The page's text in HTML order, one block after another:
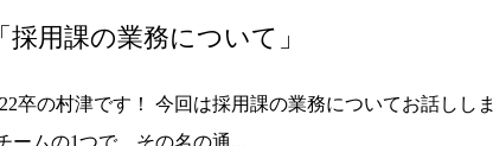
採用課の業務について」
卒の村津です！ 今回は採用課の業務についてお話ししま